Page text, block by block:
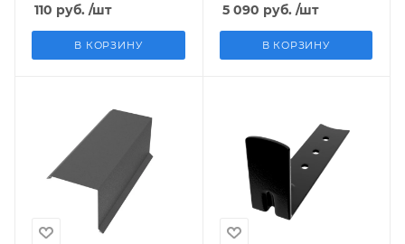
110 руб. /шт
В КОРЗИНУ
5 090 руб. /шт
В КОРЗИНУ